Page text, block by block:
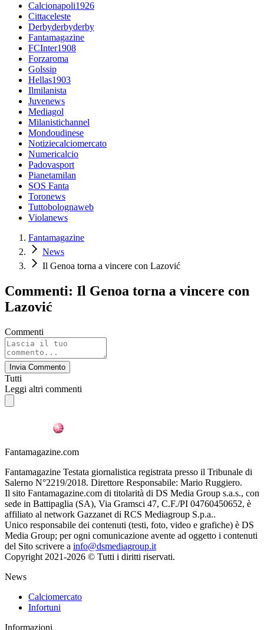
Calcionapoli1926
Cittaceleste
Derbyderbyderby
Fantamagazine
FCInter1908
Forzaroma
Golssip
Hellas1903
Ilmilanista
Juvenews
Mediagol
Milanistichannel
Mondoudinese
Notiziecalciomercato
Numericalcio
Padovasport
Pianetamilan
SOS Fanta
Toronews
Tuttobolognaweb
Violanews
Fantamagazine
News
Il Genoa torna a vincere con Lazović
Commenti: Il Genoa torna a vincere con
Lazović
Commenti
Invia Commento
Tutti
Leggi altri commenti
Fantamagazine.com
Fantamagazine Testata giornalistica registrata presso il Tribunale di
Salerno N°2219/2018. Direttore Responsabile: Mario Ruggiero.
Il sito Fantamagazine.com di titolarità di DS Media Group s.a.s., con
sede in Battipaglia (SA), Via Gramsci 47, C.F./PI 04760450652, è
affiliato al network Gazzanet di RCS Mediagroup S.p.a..
Unico responsabile dei contenuti (testi, foto, video e grafiche) è DS
Media Group; per ogni comunicazione avente ad oggetto i contenuti
del Sito scrivere a info@dsmediagroup.it
Copyright 2021-2026 © Tutti i diritti riservati.
News
Calciomercato
Infortuni
Informazioni